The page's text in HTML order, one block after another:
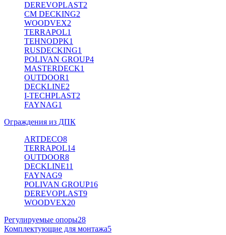
DEREVOPLAST2
CM DECKING2
WOODVEX2
TERRAPOL1
TEHNODPK1
RUSDECKING1
POLIVAN GROUP4
MASTERDECK1
OUTDOOR1
DECKLINE2
I-TECHPLAST2
FAYNAG1
Ограждения из ДПК
ARTDECO8
TERRAPOL14
OUTDOOR8
DECKLINE11
FAYNAG9
POLIVAN GROUP16
DEREVOPLAST9
WOODVEX20
Регулируемые опоры28
Комплектующие для монтажа5